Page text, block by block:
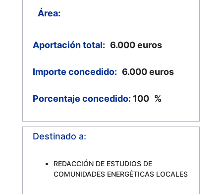
Área:
Aportación total: 6.000 euros
Importe concedido: 6.000 euros
Porcentaje concedido: 100 %
Destinado a:
REDACCIÓN DE ESTUDIOS DE
COMUNIDADES ENERGÉTICAS LOCALES